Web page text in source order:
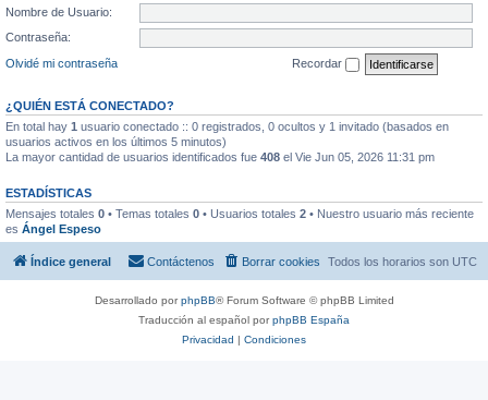
Nombre de Usuario:
Contraseña:
Olvidé mi contraseña
Recordar
¿QUIÉN ESTÁ CONECTADO?
En total hay 1 usuario conectado :: 0 registrados, 0 ocultos y 1 invitado (basados en
usuarios activos en los últimos 5 minutos)
La mayor cantidad de usuarios identificados fue 408 el Vie Jun 05, 2026 11:31 pm
ESTADÍSTICAS
Mensajes totales 0 • Temas totales 0 • Usuarios totales 2 • Nuestro usuario más reciente
es Ángel Espeso
Índice general Todos los horarios son UTC
Borrar cookies
Contáctenos
Desarrollado porphpBB® Forum Software © phpBB Limited
Traducción al español porphpBB España
Privacidad | Condiciones